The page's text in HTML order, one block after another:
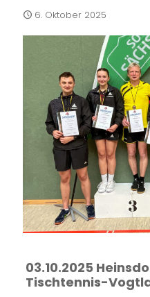
6. Oktober 2025
03.10.2025
Tischtennis-